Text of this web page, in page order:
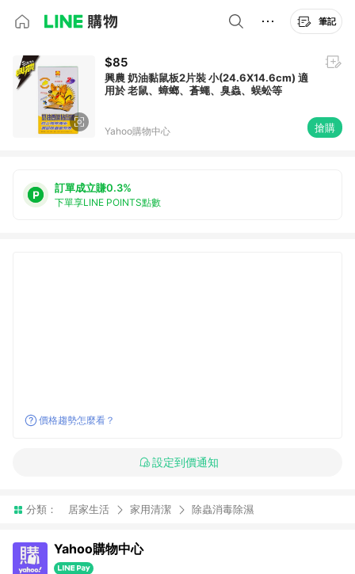
筆記
$85
興農 奶油黏鼠板2片裝 小(24.6X14.6cm) 適
用於 老鼠、蟑螂、蒼蠅、臭蟲、蜈蚣等
Yahoo購物中心 搶購
訂單成立賺0.3%
下單享LINE POINTS點數
價格趨勢怎麼看？
設定到價通知
分類： 居家生活 家用清潔 除蟲消毒除濕
Yahoo購物中心